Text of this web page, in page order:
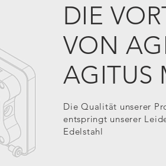
DIE
VON
AGITUS
Die Qualität unserer
entspringt unserer
Edelstahl